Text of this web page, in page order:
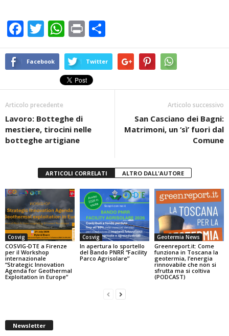
F
a
c
b
o
o
k
T
wi
tt
W
h
at
s
A
p
Pr
in
t
o
n
vi
Facebook Twitter
Articolo precedente
Lavoro: Botteghe di
mestiere, tirocini nelle
botteghe artigiane
Articolo successivo
San Casciano dei Bagni:
Matrimoni, un ‘sì’ fuori dal
Comune
ARTICOLI CORRELATI ALTRO DALL'AUTORE
Cosvig
COSVIG-DTE a Firenze
per il Workshop
internazionale
“Strategic Innovation
Agenda for Geothermal
Exploitation in Europe”
Cosvig
In apertura lo sportello
del Bando PNRR “Facility
Parco Agrisolare”
Geotermia News
Greenreport.it: Come
funziona in Toscana la
geotermia, l’energia
rinnovabile che non si
sfrutta ma si coltiva
(PODCAST)
Newsletter